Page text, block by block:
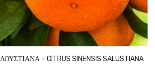
– CITRUS SINENSIS SALUSTIANA